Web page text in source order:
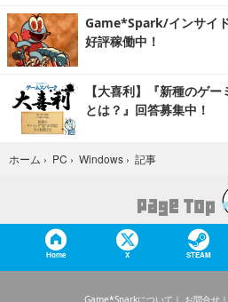
Game*Spark/インサイ
好評稼働中！
【大喜利】『新種のゲ
とは？』回答募集中！
ホーム › PC › Windows › 記事
Home X STEAM
Game*Sparkについて お問合せ